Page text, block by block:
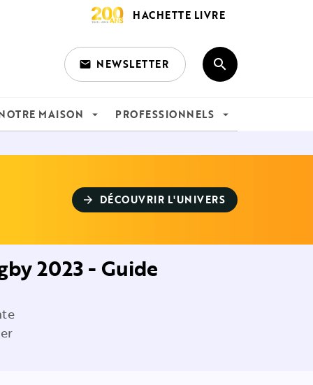
HACHETTE LIVRE
email NEWSLETTER search
MAISON arrow_drop_down PROFESSIONNELS arrow_drop_down
arrow_forward DÉCOUVRIR L'UNIVERS
2023 - Guide